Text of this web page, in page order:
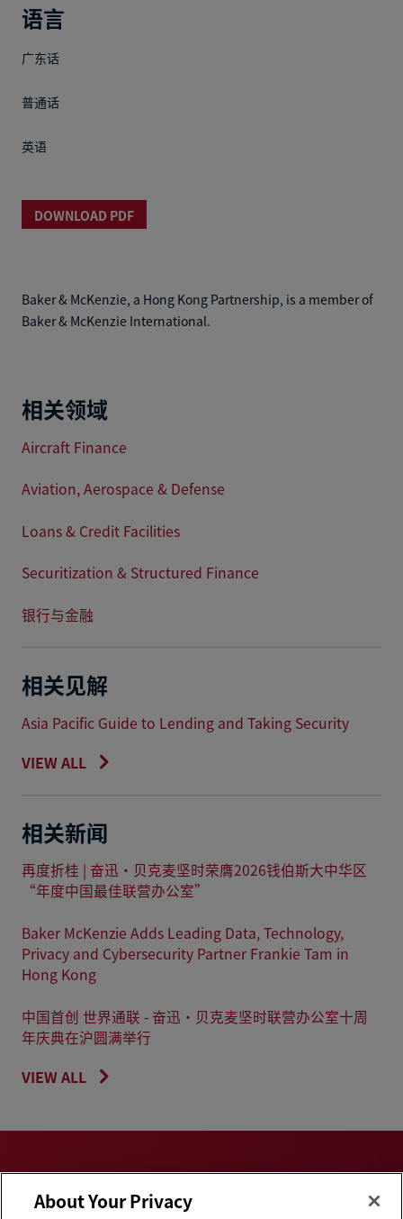
语言
广东话
普通话
英语
DOWNLOAD PDF
Baker & McKenzie, a Hong Kong Partnership, is a member of
Baker & McKenzie International.
相关领域
Aircraft Finance
Aviation, Aerospace & Defense
Loans & Credit Facilities
Securitization & Structured Finance
银行与金融
相关见解
Asia Pacific Guide to Lending and Taking Security
VIEW ALL
相关新闻
再度折桂 | 奋迅·贝克麦坚时荣膺2026钱伯斯大中华区
“年度中国最佳联营办公室”
Baker McKenzie Adds Leading Data, Technology,
Privacy and Cybersecurity Partner Frankie Tam in
Hong Kong
中国首创 世界通联 - 奋迅·贝克麦坚时联营办公室十周
年庆典在沪圆满举行
VIEW ALL
About Your Privacy